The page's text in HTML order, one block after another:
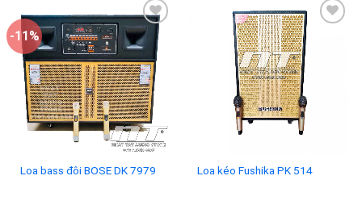
-11%
Add to
wishlist
Loa bass đôi BOSE DK 7979 Loa kéo Fushika PK 514